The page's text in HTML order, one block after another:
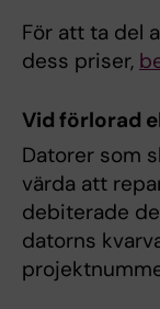
För att ta del
dess priser,
Vid förlorad
Datorer som
värda att
debiterade
datorns